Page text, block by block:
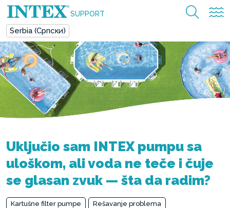
SUPPORT
Serbia (Српски)
Uključio sam INTEX pumpu sa
uloškom, ali voda ne teče i čuje
se glasan zvuk — šta da radim?
Kartušne filter pumpe Rešavanje problema